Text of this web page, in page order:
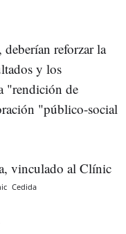
deberían reforzar la
y los
"rendición de
"público-social
Cedida